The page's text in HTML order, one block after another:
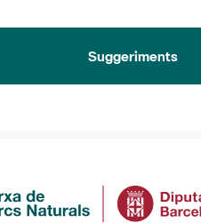
Suggeriments